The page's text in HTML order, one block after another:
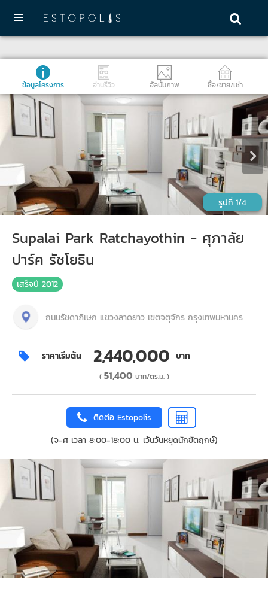
ข้อมูลโครงการ อ่านรีวิว อัลบั้มภาพ ซื้อ/ขาย/เช่า
1/4
Supalai Park Ratchayothin - ศุภาลัย
ปาร์ค รัชโยธิน
เสร็จปี 2012
ถนนรัชดาภิเษก แขวงลาดยาว เขตจตุจักร กรุงเทพมหานคร
ราคาเริ่มต้น 2,440,000 บาท
( 51,400 บาท/ตร.ม. )
ติดต่อ Estopolis
(จ-ศ เวลา 8:00-18:00 น. เว้นวันหยุดนักขัตฤกษ์)